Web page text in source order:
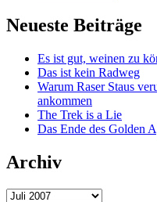
Neueste Beiträge
Es ist gut, weinen zu
Das ist kein Radweg
Warum Raser Staus
ankommen
The Trek is a Lie
Das Ende des Golden
Archiv
Archiv